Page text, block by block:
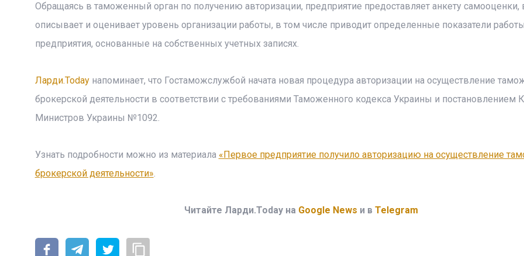
Обращаясь в таможенный орган по получению авторизации, предприятие предоставляет анкету самооценки,
описывает и оценивает уровень организации работы, в том числе приводит определенные показатели работы
предприятия, основанные на собственных учетных записях.
Ларди.Todayнапоминает, что Гостаможслужбой начата новая процедура авторизации на осуществление
брокерской деятельности в соответствии с требованиями Таможенного кодекса Украины и постановлением
Министров Украины №1092.
Узнать подробности можно из материала «Первое предприятие получило авторизацию на осуществление
брокерской деятельности».
Читайте Ларди.Today на Google News и в Telegram